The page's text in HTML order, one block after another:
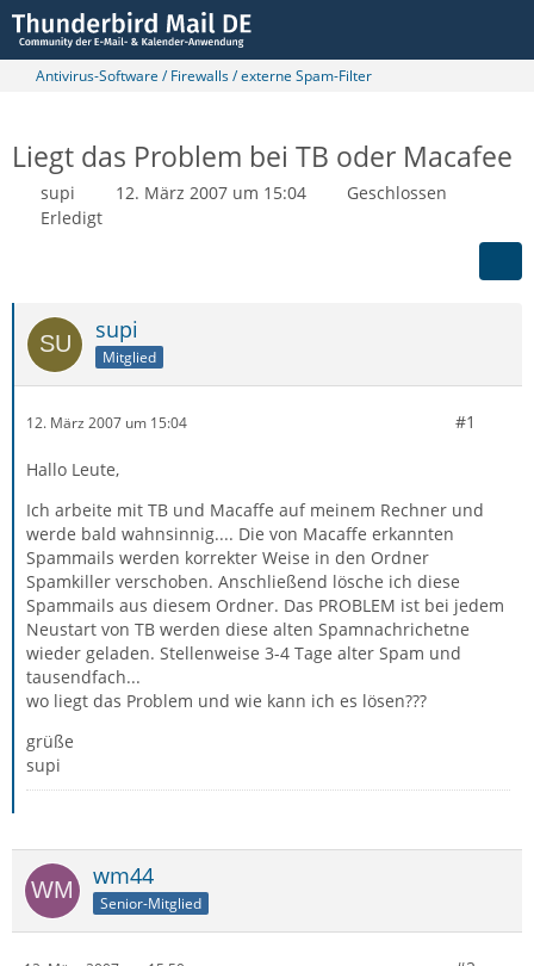
Antivirus-Software / Firewalls / externe Spam-Filter
Liegt das Problem bei TB oder Macafee
supi 12. März 2007 um 15:04
Geschlossen
Erledigt
supi
Mitglied
12. März 2007 um 15:04 #1
Hallo Leute,
Ich arbeite mit TB und Macaffe auf meinem Rechner und
werde bald wahnsinnig.... Die von Macaffe erkannten
Spammails werden korrekter Weise in den Ordner
Spamkiller verschoben. Anschließend lösche ich diese
Spammails aus diesem Ordner. Das PROBLEM ist bei jedem
Neustart von TB werden diese alten Spamnachrichetne
wieder geladen. Stellenweise 3-4 Tage alter Spam und
tausendfach...
wo liegt das Problem und wie kann ich es lösen???
grüße
supi
wm44
Senior-Mitglied